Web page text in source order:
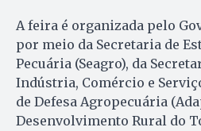
A feira é organizada pelo
por meio da Secretaria de
Pecuária (Seagro), da
Indústria, Comércio e
de Defesa Agropecuária
Desenvolvimento Rural do